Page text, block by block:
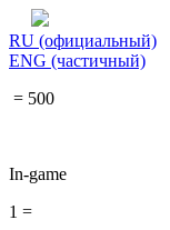
RU (официальный)
ENG (частичный)
= 500
In-game
1 =